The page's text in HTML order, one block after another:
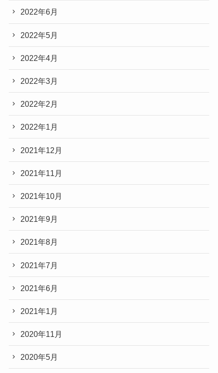
2022年6月
2022年5月
2022年4月
2022年3月
2022年2月
2022年1月
2021年12月
2021年11月
2021年10月
2021年9月
2021年8月
2021年7月
2021年6月
2021年1月
2020年11月
2020年5月